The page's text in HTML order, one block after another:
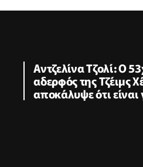
Αντζελίνα Τζολί: Ο
αδερφός της Τζέιμς
αποκάλυψε ότι είναι